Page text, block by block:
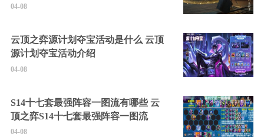
04-08
云顶之弈源计划夺宝活动是什么 云顶
源计划夺宝活动介绍
04-08
S14十七套最强阵容一图流有哪些 云
顶之弈S14十七套最强阵容一图流
04-08